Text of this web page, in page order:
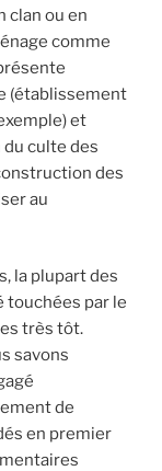
clan ou en
comme
(établissement
et
culte des
des
au
la plupart des
touchées par le
très tôt.
savons
de
en premier